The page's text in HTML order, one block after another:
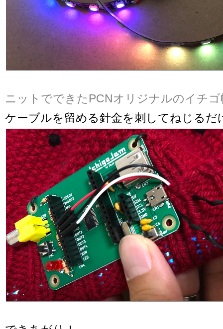
ニットでできたPCNオリジナルのイチゴ
ケーブルを留める針金を刺してねじるだ